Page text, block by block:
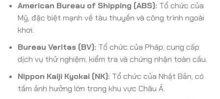
American Bureau of Shipping (ABS): Tổ chức của
Mỹ, đặc biệt mạnh về tàu thuyền và công trình ngoài
khơi.
Bureau Veritas (BV): Tổ chức của Pháp, cung cấp
dịch vụ thử nghiệm, kiểm tra và chứng nhận toàn cầu.
Nippon Kaiji Kyokai (NK): Tổ chức của Nhật Bản, có
tầm ảnh hưởng lớn trong khu vực Châu Á.